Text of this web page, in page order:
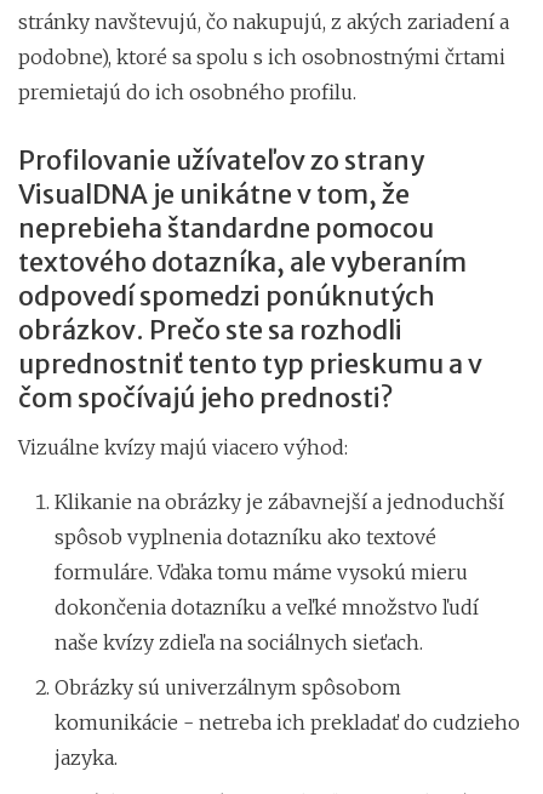
stránky navštevujú, čo nakupujú, z akých zariadení a
podobne), ktoré sa spolu s ich osobnostnými črtami
premietajú do ich osobného profilu.
Profilovanie užívateľov zo strany
VisualDNA je unikátne v tom, že
neprebieha štandardne pomocou
textového dotazníka, ale vyberaním
odpovedí spomedzi ponúknutých
obrázkov. Prečo ste sa rozhodli
uprednostniť tento typ prieskumu a v
čom spočívajú jeho prednosti?
Vizuálne kvízy majú viacero výhod:
Klikanie na obrázky je zábavnejší a jednoduchší
spôsob vyplnenia dotazníku ako textové
formuláre. Vďaka tomu máme vysokú mieru
dokončenia dotazníku a veľké množstvo ľudí
naše kvízy zdieľa na sociálnych sieťach.
Obrázky sú univerzálnym spôsobom
komunikácie - netreba ich prekladať do cudzieho
jazyka.